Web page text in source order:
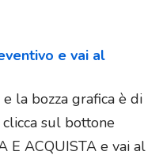
e vai al
la bozza grafica è di
sul bottone
E ACQUISTA e vai al